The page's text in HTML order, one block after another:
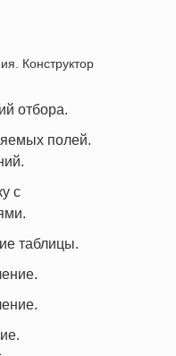
Конструктор
отбора.
полей.
с
таблицы.